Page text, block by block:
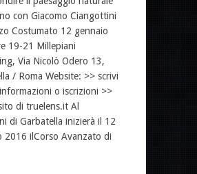
con Giacomo Ciangottini
Costumato 12 gennaio
19-21 Millepiani
Via Nicolò Odero 13,
/ Roma Website: >> scrivi
o iscrizioni >>
di truelens.it Al
di Garbatella inizierà il 12
2016 ilCorso Avanzato di